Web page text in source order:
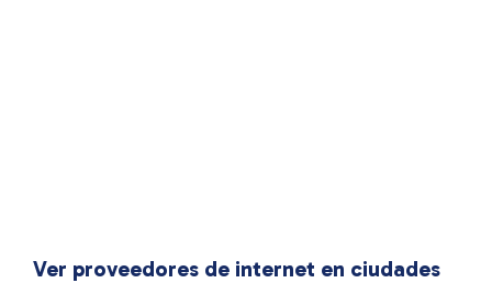
Ver proveedores de internet en ciudades